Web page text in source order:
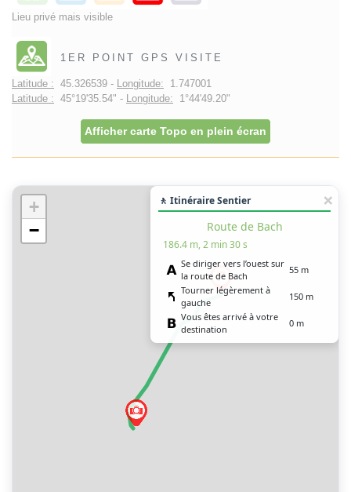
Lieu privé mais visible
1ER POINT GPS VISITE
Latitude : 45.326539 - Longitude: 1.747001
Latitude : 45°19'35.54" - Longitude: 1°44'49.20"
Afficher carte Topo en plein écran
+
−
🚶 Itinéraire Sentier
Route de Bach
186.4 m, 2 min 30 s
Se diriger vers l’ouest sur
la route de Bach
55 m
Tourner légèrement à
gauche
150 m
Vous êtes arrivé à votre
destination
0 m